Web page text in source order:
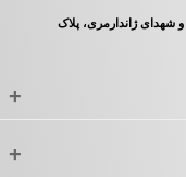
و شهدای ژاندارمری، پلاک
+
+